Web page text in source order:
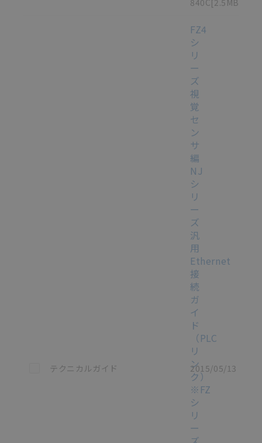
この資料を選択
テクニカルガイド
FZ4
シ
リ
ー
ズ
視
覚
セ
ン
サ
編
NJ
シ
リ
ー
ズ
汎
用
Ethernet
接
続
ガ
イ
ド
（PLC
リ
ン
ク）
※FZ
シ
リ
ー
2015/05/13